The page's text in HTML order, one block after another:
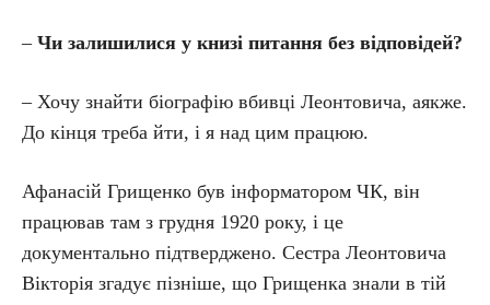
– Чи залишилися у книзі питання без відповідей?
– Хочу знайти біографію вбивці Леонтовича, аякже.
До кінця треба йти, і я над цим працюю.
Афанасій Грищенко був інформатором ЧК, він
працював там з грудня 1920 року, і це
документально підтверджено. Сестра Леонтовича
Вікторія згадує пізніше, що Грищенка знали в тій